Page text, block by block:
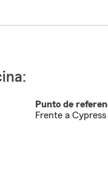
Punto de
Frente a